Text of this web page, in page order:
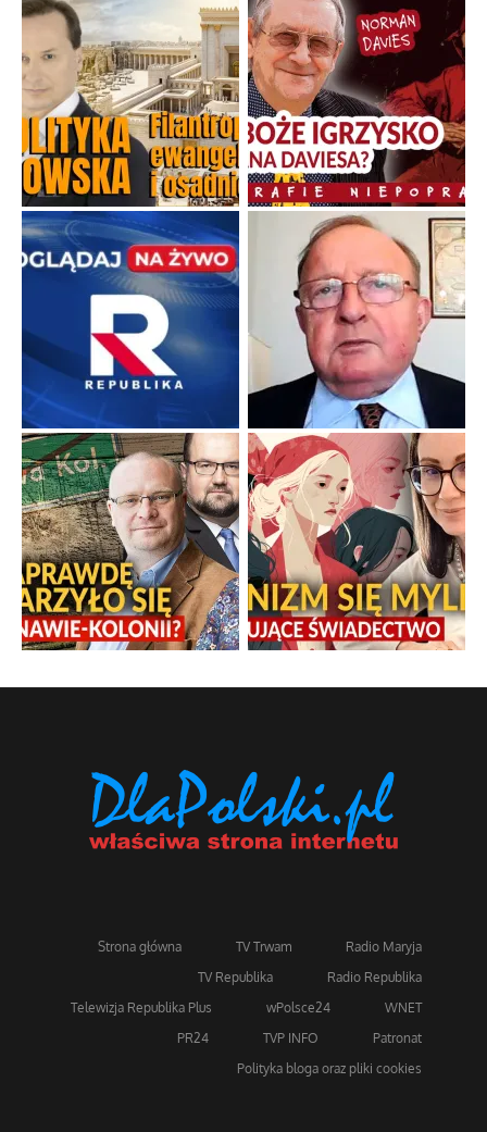
Duchowa apteczka bez teologicznych podróbek
Instrukcja obsługi łaski z ominięciem duchowych skrótów....
Popularne